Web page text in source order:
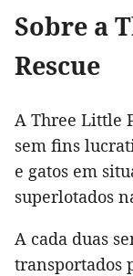
Sobre a
Rescue
A Three Little
sem fins
e gatos em
superlotados
A cada duas
transportados